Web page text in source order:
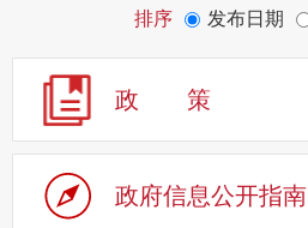
排序
发布日期
政 策
政府信息公开指南